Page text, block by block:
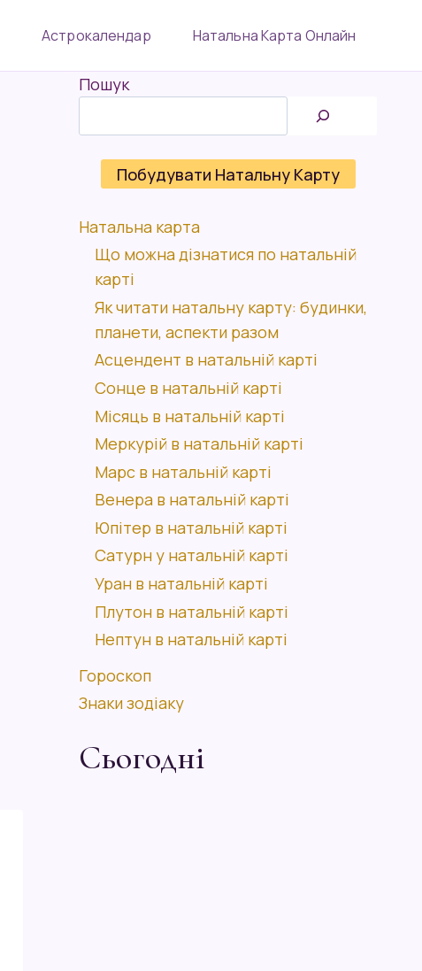
Астрокалендар Натальна Карта Онлайн
Пошук
Побудувати Натальну Карту
Натальна карта
Що можна дізнатися по натальній
карті
Як читати натальну карту: будинки,
планети, аспекти разом
Асцендент в натальній карті
Сонце в натальній карті
Місяць в натальній карті
Меркурій в натальній карті
Марс в натальній карті
Венера в натальній карті
Юпітер в натальній карті
Сатурн у натальній карті
Уран в натальній карті
Плутон в натальній карті
Нептун в натальній карті
Гороскоп
Знаки зодіаку
Сьогодні